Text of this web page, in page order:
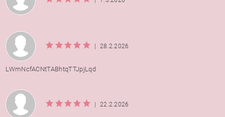
28.2.2026
LWmNcfACNtTABhtqTTJpjLqd
22.2.2026